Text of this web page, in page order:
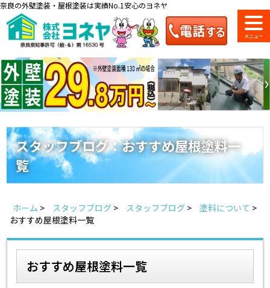
奈良の外壁塗装・屋根塗装は実績No.1安心のヨネヤ
料金一覧 会社案内 ショールーム
のご紹介
来店予約 お電話
地域の事例がいっぱい
Home お客様の声
スタッフブログ：おすすめ屋根塗料一
覧
ホーム > スタッフブログ > スタッフブログ > 塗料について >
おすすめ屋根塗料一覧
おすすめ屋根塗料一覧